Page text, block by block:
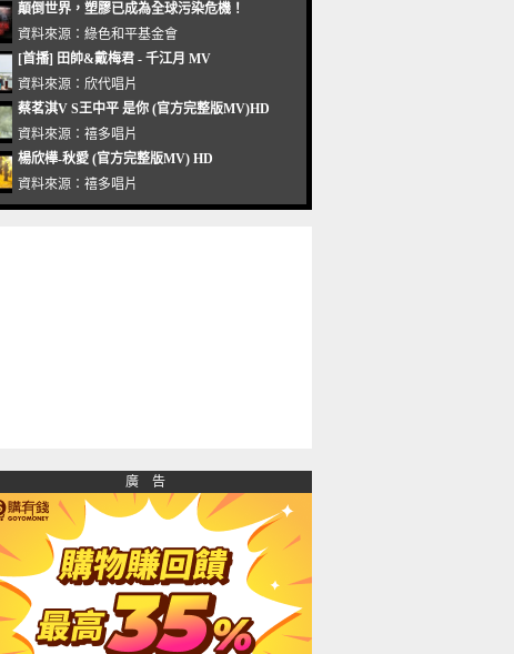
顛倒世界，塑膠已成為全球污染危機！
資料來源： 綠色和平基金會
[首播] 田帥&戴梅君 - 千江月 MV
資料來源： 欣代唱片
蔡茗淇V S王中平 是你 (官方完整版MV)HD
資料來源： 禧多唱片
楊欣樺-秋愛 (官方完整版MV) HD
資料來源： 禧多唱片
廣 告